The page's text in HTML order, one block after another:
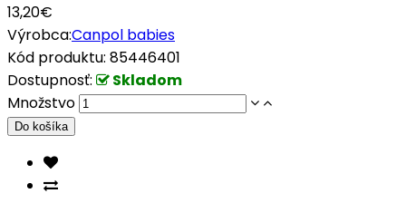
13,20€
Výrobca:Canpol babies
Kód produktu: 85446401
Dostupnosť:
Skladom
Množstvo